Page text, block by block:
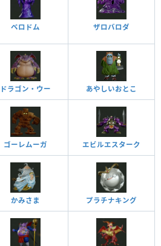
ベロドム ザロバロダ
ドラゴン・ウー あやしいおとこ
ゴーレムーガ エビルエスターク
かみさま プラチナキング